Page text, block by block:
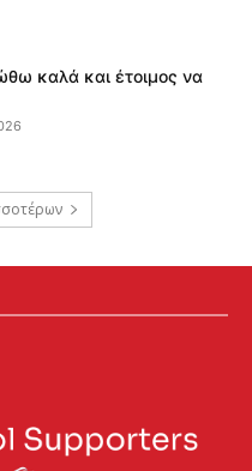
καλά και έτοιμος να